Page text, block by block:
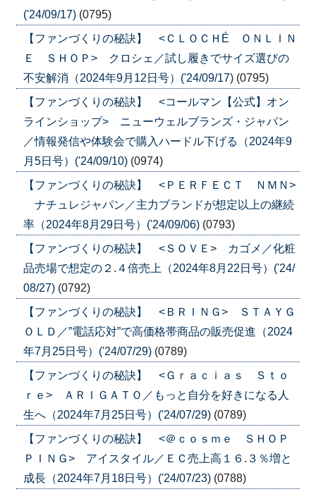
('24/09/17) (0795)
【ファンづくりの秘訣】 <ＣＬＯＣＨÉ ＯＮＬＩＮ
Ｅ ＳＨＯＰ> クロシェ／試し履きでサイズ選びの
不安解消（2024年9月12日号）('24/09/17) (0795)
【ファンづくりの秘訣】 <コールマン【公式】オン
ラインショップ> ニューウェルブランズ・ジャパン
／情報発信や体験会で購入ハードル下げる（2024年9
月5日号）('24/09/10) (0974)
【ファンづくりの秘訣】 <ＰＥＲＦＥＣＴ ＮＭＮ>
ナチュレジャパン／主力ブランドが想定以上の継続
率（2024年8月29日号）('24/09/06) (0793)
【ファンづくりの秘訣】 <ＳＯＶＥ> カゴメ／化粧
品売場で想定の２.４倍売上（2024年8月22日号）('24/
08/27) (0792)
【ファンづくりの秘訣】 <ＢＲＩＮＧ> ＳＴＡＹＧ
ＯＬＤ／”電話応対”で高価格帯商品の販売促進（2024
年7月25日号）('24/07/29) (0789)
【ファンづくりの秘訣】 <Ｇｒａｃｉａｓ Ｓｔｏ
ｒｅ> ＡＲＩＧＡＴＯ／もっと自分を好きになる人
生へ（2024年7月25日号）('24/07/29) (0789)
【ファンづくりの秘訣】 <＠ｃｏｓｍｅ ＳＨＯＰ
ＰＩＮＧ> アイスタイル／ＥＣ売上高１６.３％増と
成長（2024年7月18日号）('24/07/23) (0788)